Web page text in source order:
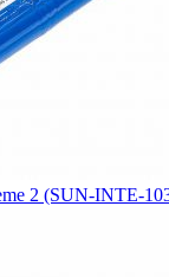
2 (SUN-INTE-